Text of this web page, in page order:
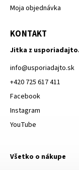
Moja objednávka
KONTAKT
Jitka z
info@usporiadajto.sk
+420 725 617 411
Facebook
Instagram
YouTube
Všetko o nákupe